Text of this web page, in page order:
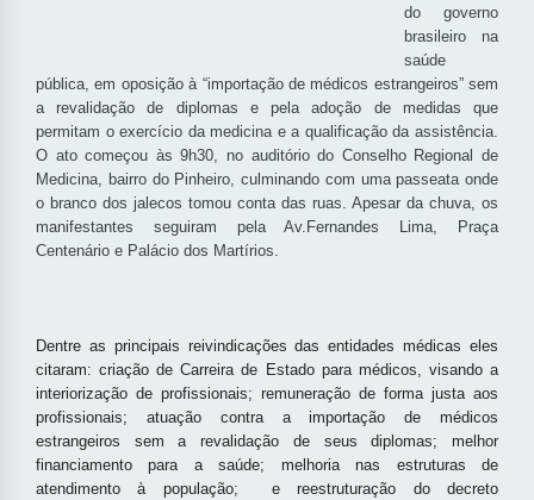
do governo
brasileiro na
saúde
pública, em oposição à “importação de médicos estrangeiros” sem
a revalidação de diplomas e pela adoção de medidas que
permitam o exercício da medicina e a qualificação da assistência.
O ato começou às 9h30, no auditório do Conselho Regional de
Medicina, bairro do Pinheiro, culminando com uma passeata onde
o branco dos jalecos tomou conta das ruas. Apesar da chuva, os
manifestantes seguiram pela Av.Fernandes Lima, Praça
Centenário e Palácio dos Martírios.
Dentre as principais reivindicações das entidades médicas eles
citaram: criação de Carreira de Estado para médicos, visando a
interiorização de profissionais; remuneração de forma justa aos
profissionais; atuação contra a importação de médicos
estrangeiros sem a revalidação de seus diplomas; melhor
financiamento para a saúde; melhoria nas estruturas de
atendimento à população; e reestruturação do decreto